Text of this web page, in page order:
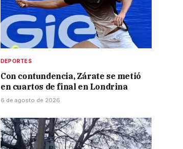
DEPORTES
Con contundencia, Zárate se metió
en cuartos de final en Londrina
6 de agosto de 2026